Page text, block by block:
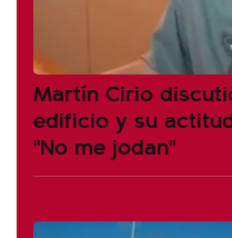
Martín Cirio
edificio y su
"No me jodan"